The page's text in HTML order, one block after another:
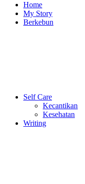
Home
My Story
Berkebun
Self Care
Kecantikan
Kesehatan
Writing